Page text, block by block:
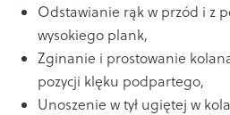
Odstawianie rąk w przód i z
wysokiego plank,
Zginanie i prostowanie
pozycji klęku podpartego,
Unoszenie w tył ugiętej w